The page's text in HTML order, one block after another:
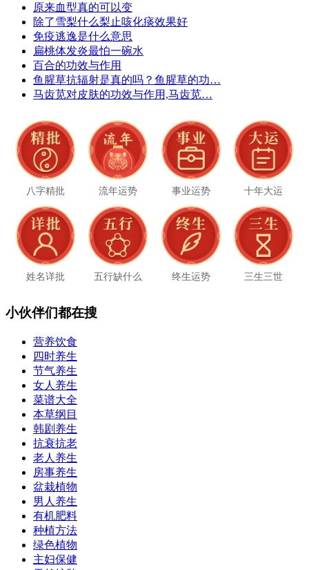
原来血型真的可以变
除了雪梨什么梨止咳化痰效果好
免疫逃逸是什么意思
扁桃体发炎最怕一碗水
百合的功效与作用
鱼腥草抗辐射是真的吗？鱼腥草的功…
马齿苋对皮肤的功效与作用,马齿苋…
八字精批 流年运势 事业运势 十年大运
姓名详批 五行缺什么 终生运势 三生三世
小伙伴们都在搜
营养饮食
四时养生
节气养生
女人养生
菜谱大全
本草纲目
韩剧养生
抗衰抗老
老人养生
房事养生
盆栽植物
男人养生
有机肥料
种植方法
绿色植物
主妇保健